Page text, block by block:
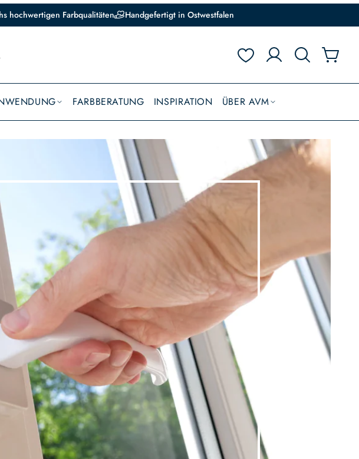
hochwertigen Farbqualitäten Handgefertigt in Ostwestfalen
FARBBERATUNG INSPIRATION ÜBER AVM